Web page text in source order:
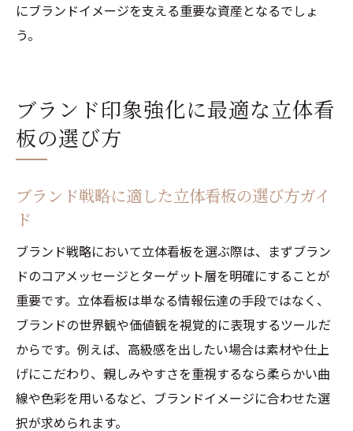
にブランドイメージを支える重要な資産となるでしょ
う。
ブランド印象強化に最適な立体看
板の選び方
ブランド戦略に適した立体看板の選び方ガイ
ド
ブランド戦略において立体看板を選ぶ際は、まずブラン
ドのコアメッセージとターゲット層を明確にすることが
重要です。立体看板は単なる情報伝達の手段ではなく、
ブランドの世界観や価値観を視覚的に表現するツールだ
からです。例えば、高級感を出したい場合は素材や仕上
げにこだわり、親しみやすさを重視するなら柔らかい曲
線や色彩を用いるなど、ブランドイメージに合わせた選
択が求められます。